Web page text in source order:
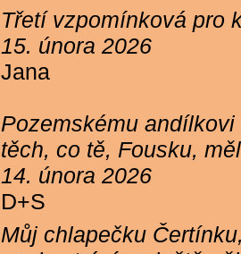
Třetí vzpomínková pro
15. února 2026
Jana
Pozemskému
těch, co tě, Fousku,
14. února 2026
D+S
Můj chlapečku